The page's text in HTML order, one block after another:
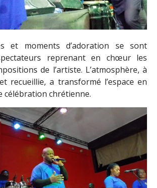
et moments d’adoration se sont
reprenant en chœur les
de l’artiste. L’atmosphère, à
recueillie, a transformé l’espace en
célébration chrétienne.